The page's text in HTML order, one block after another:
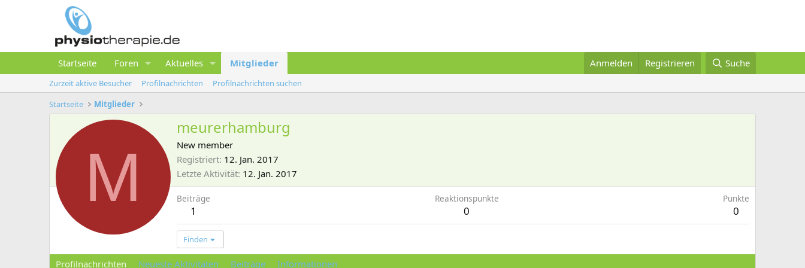
Startseite Foren Aktuelles Mitglieder Anmelden Registrieren Suche
Zurzeit aktive Besucher Profilnachrichten
Profilnachrichten suchen
Startseite
Mitglieder
M
meurerhamburg
New member
Registriert 12. Jan. 2017
Letzte Aktivität 12. Jan. 2017
Beiträge
1
Reaktionspunkte
0
Punkte
0
Finden
Profilnachrichten Neueste Aktivitäten Beiträge Informationen